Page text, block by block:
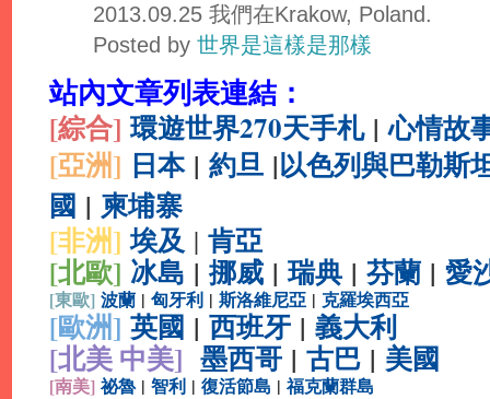
2013.09.25 我們在Krakow, Poland.
Posted by 世界是這樣是那樣
站內文章列表連結：
[綜合] 環遊世界270天手札|心情故
[亞洲] 日本 | 約旦 |以色列與巴勒斯
國 | 柬埔寨
[非洲]埃及 | 肯亞
[北歐] 冰島 | 挪威 | 瑞典 | 芬蘭 | 愛
[東歐] 波蘭 | 匈牙利 | 斯洛維尼亞 | 克羅埃西亞
[歐洲] 英國 | 西班牙 | 義大利
[北美 中美] 墨西哥 | 古巴 | 美國
[南美] 祕魯 | 智利 | 復活節島 | 福克蘭群島